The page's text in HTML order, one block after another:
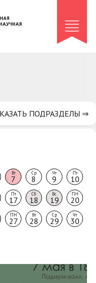
Вт
7
Ср
8
Чт
9
Пт
10
Пт
17
Сб
18
Вс
19
ПН
20
ПН
27
Вт
28
Ср
29
Чт
30
ПОДРАЗДЕЛЫ ⇒